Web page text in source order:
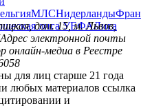
МЛСНидерланды
лига УЕФАЛига
дом. 15, м. Львов,
Адрес электронной почты
онлайн-медиа в Реестре
для лиц старше 21 года
любых материалов ссылка
и